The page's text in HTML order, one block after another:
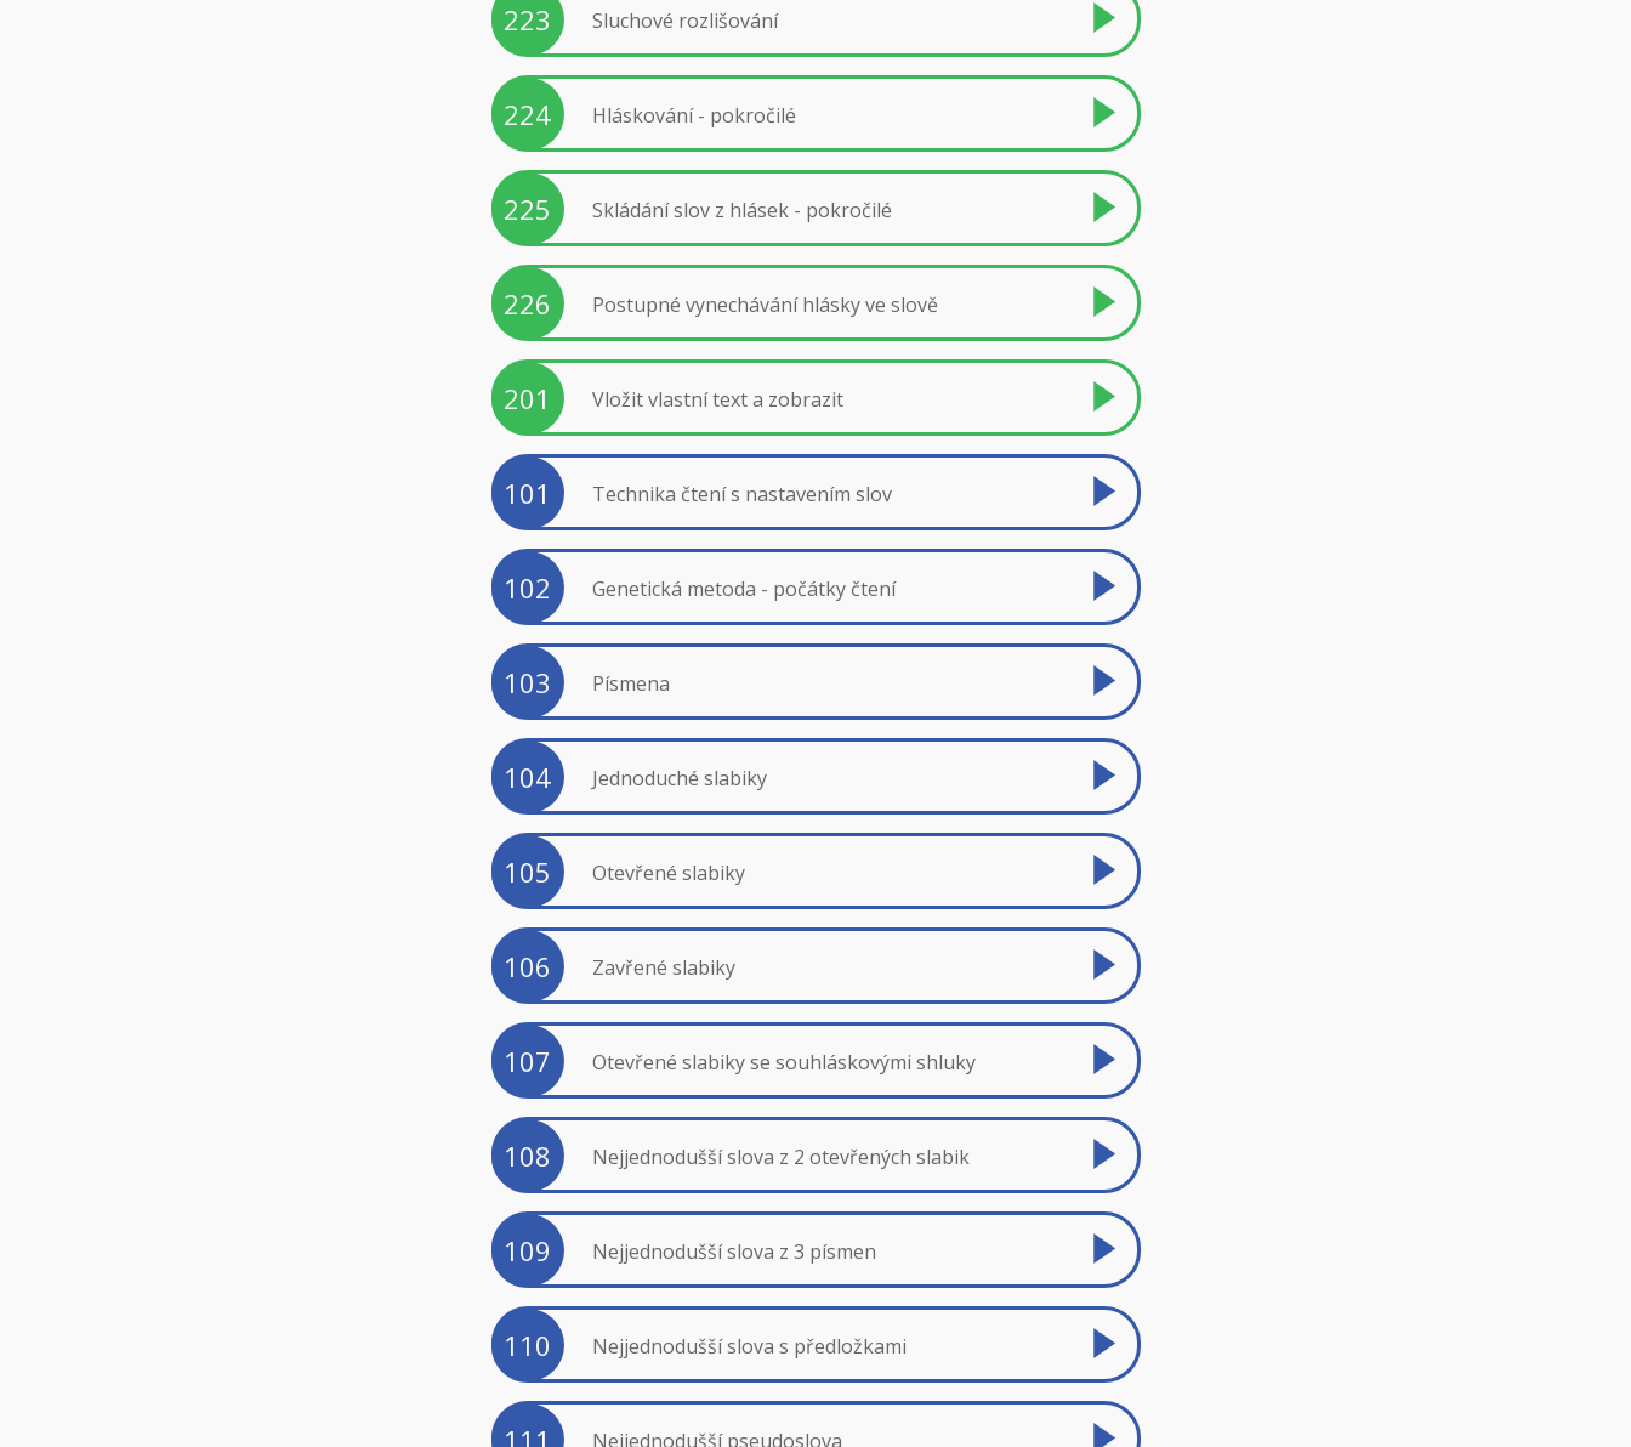
223 Sluchové rozlišování
224 Hláskování - pokročilé
225 Skládání slov z hlásek - pokročilé
226 Postupné vynechávání hlásky ve slově
201 Vložit vlastní text a zobrazit
101 Technika čtení s nastavením slov
102 Genetická metoda - počátky čtení
103 Písmena
104 Jednoduché slabiky
105 Otevřené slabiky
106 Zavřené slabiky
107 Otevřené slabiky se souhláskovými shluky
108 Nejjednodušší slova z 2 otevřených slabik
109 Nejjednodušší slova z 3 písmen
110 Nejjednodušší slova s předložkami
111 Nejjednodušší pseudoslova